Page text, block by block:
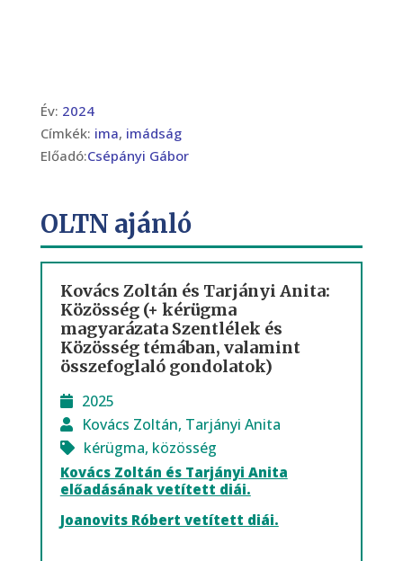
Év: 2024
Címkék: ima, imádság
Előadó:Csépányi Gábor
OLTN ajánló
Kovács Zoltán és Tarjányi Anita:
Közösség (+ kérügma
magyarázata Szentlélek és
Közösség témában, valamint
összefoglaló gondolatok)
2025
Kovács Zoltán, Tarjányi Anita
kérügma, közösség
Kovács Zoltán és Tarjányi Anita
előadásának vetített diái.
Joanovits Róbert vetített diái.